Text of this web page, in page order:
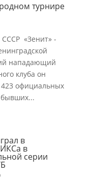
турнире
СССР «Зенит» -
нападающий
клуба он
официальных
бывших...
в
в
серии